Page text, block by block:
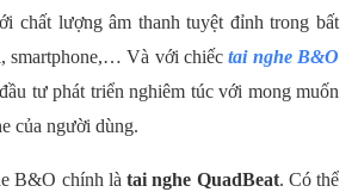
chất lượng âm thanh tuyệt đỉnh trong bất
smartphone,… Và với chiếctai nghe B&O
tư phát triển nghiêm túc với mong muốn
của người dùng.
B&O chính là tai nghe QuadBeat. Có thể